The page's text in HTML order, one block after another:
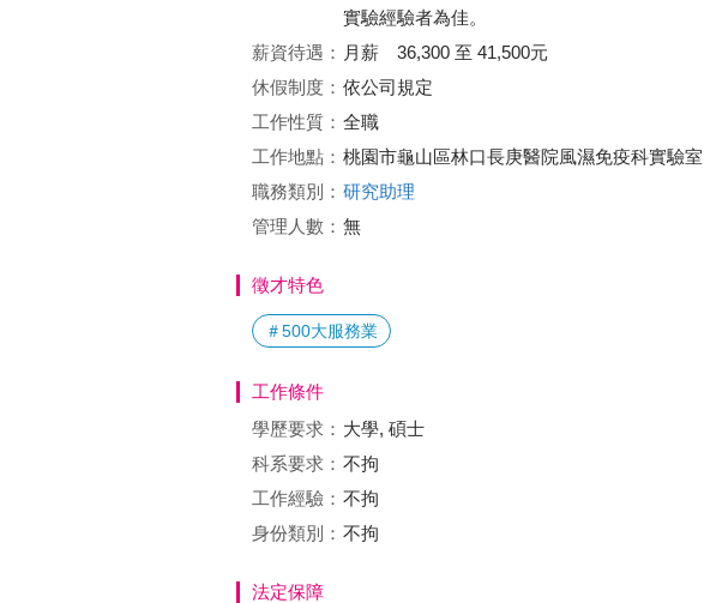
實驗經驗者為佳。
薪資待遇： 月薪 36,300 至 41,500元
休假制度： 依公司規定
工作性質： 全職
工作地點： 桃園市龜山區林口長庚醫院風濕免疫科實驗室
職務類別： 研究助理
管理人數： 無
徵才特色
＃500大服務業
工作條件
學歷要求： 大學, 碩士
科系要求： 不拘
工作經驗： 不拘
身份類別： 不拘
法定保障